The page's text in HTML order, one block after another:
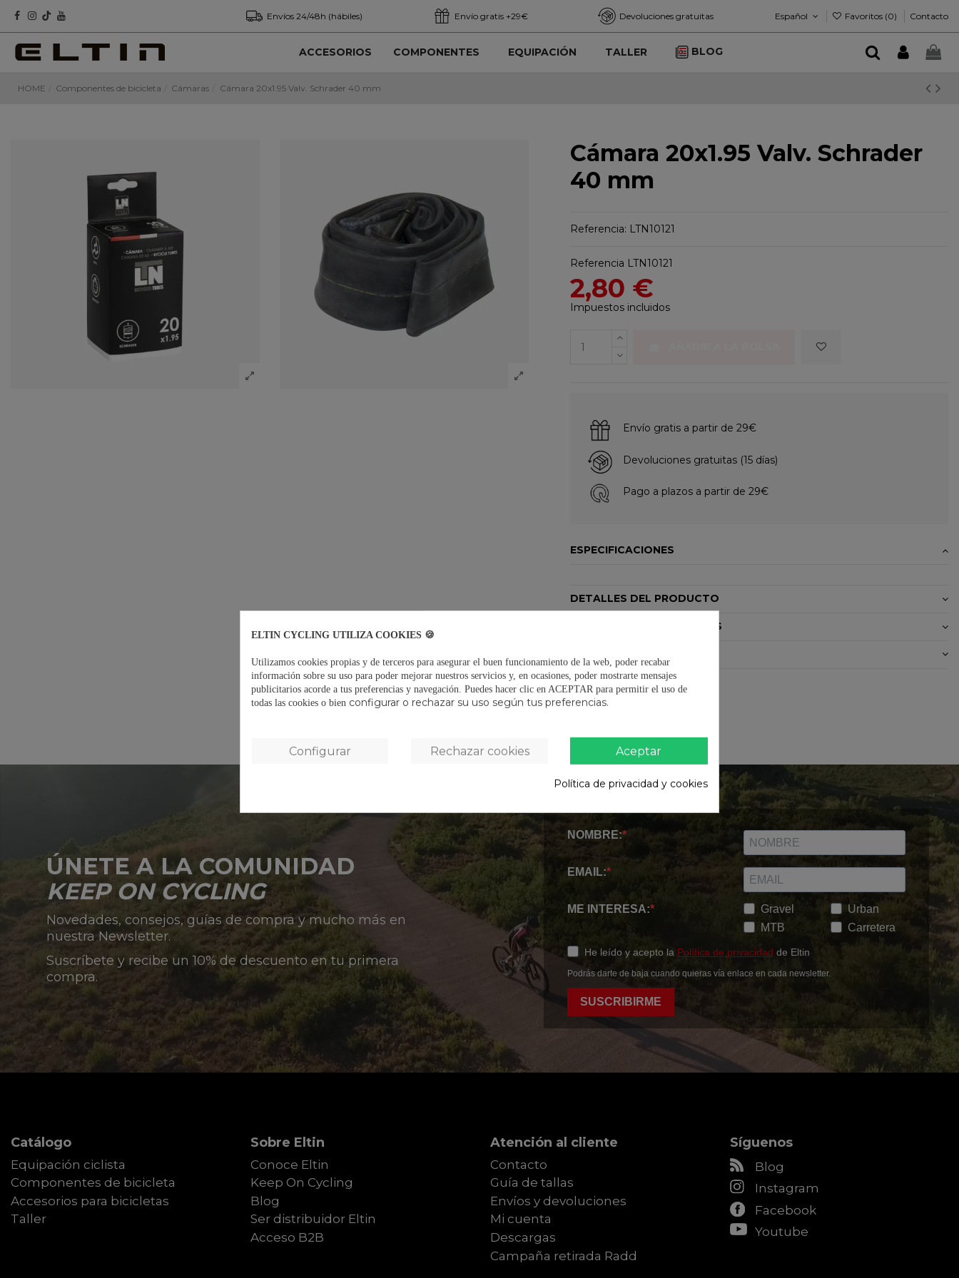
Envíos 24/48h (hábiles) Envío gratis +29€ Devoluciones gratuitas Español Favoritos (0) Contacto
ACCESORIOS COMPONENTES EQUIPACIÓN TALLER BLOG
HOME Componentes de bicicleta Cámaras Cámara 20x1.95 Valv. Schrader 40 mm
Cámara 20x1.95 Valv. Schrader
40 mm
Referencia: LTN10121
Referencia LTN10121
2,80 €
Impuestos incluidos
Envío gratis a partir de 29€
Devoluciones gratuitas (15 días)
Pago a plazos a partir de 29€
ESPECIFICACIONES
DETALLES DEL PRODUCTO
CERTIFICADOS / MANUALES
ÚNETE A LA COMUNIDAD
KEEP ON CYCLING
Novedades, consejos, guías de compra y mucho más en
nuestra Newsletter.
Suscríbete y recibe un 10% de descuento en tu primera
compra.
NOMBRE:
EMAIL:
ME INTERESA:
Gravel
MTB
Urban
Carretera
He leído y acepto la Política de privacidad de Eltin
Podrás darte de baja cuando quieras vía enlace en cada newsletter.
SUSCRIBIRME
Catálogo
Equipación ciclista
Componentes de bicicleta
Accesorios para bicicletas
Taller
Sobre Eltin
Conoce Eltin
Keep On Cycling
Blog
Ser distribuidor Eltin
Acceso B2B
Atención al cliente
Contacto
Guía de tallas
Envíos y devoluciones
Mi cuenta
Descargas
Campaña retirada Radd
Síguenos
Blog
Instagram
Facebook
Youtube
ELTIN CYCLING UTILIZA COOKIES 🍪
Utilizamos cookies propias y de terceros para asegurar el buen funcionamiento de la web, poder recabar
información sobre su uso para poder mejorar nuestros servicios y, en ocasiones, poder mostrarte mensajes
publicitarios acorde a tus preferencias y navegación. Puedes hacer clic en ACEPTAR para permitir el uso de
todas las cookies o bien configurar o rechazar su uso según tus preferencias.
Aceptar
Rechazar cookies
Configurar
Política de privacidad y cookies